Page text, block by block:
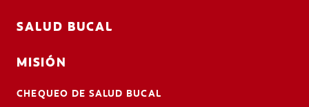
SALUD BUCAL
MISIÓN
CHEQUEO DE SALUD BUCAL